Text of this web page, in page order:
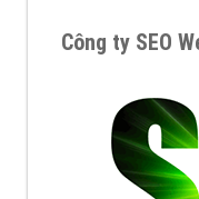
VietAds triển
Display Network